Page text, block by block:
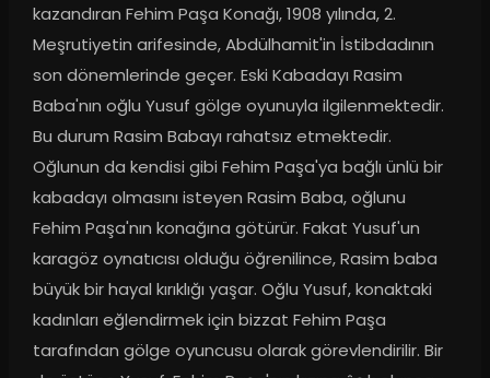
kazandıran Fehim Paşa Konağı, 1908 yılında, 2.
Meşrutiyetin arifesinde, Abdülhamit'in İstibdadının
son dönemlerinde geçer. Eski Kabadayı Rasim
Baba'nın oğlu Yusuf gölge oyunuyla ilgilenmektedir.
Bu durum Rasim Babayı rahatsız etmektedir.
Oğlunun da kendisi gibi Fehim Paşa'ya bağlı ünlü bir
kabadayı olmasını isteyen Rasim Baba, oğlunu
Fehim Paşa'nın konağına götürür. Fakat Yusuf'un
karagöz oynatıcısı olduğu öğrenilince, Rasim baba
büyük bir hayal kırıklığı yaşar. Oğlu Yusuf, konaktaki
kadınları eğlendirmek için bizzat Fehim Paşa
tarafından gölge oyuncusu olarak görevlendirilir. Bir